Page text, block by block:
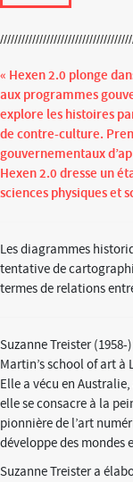
« Hexen 2.0 plonge
aux programmes
explore les histoires
de contre-culture.
gouvernementaux
Hexen 2.0 dresse un
sciences physiques et
Les diagrammes
tentative de
termes de relations
Suzanne Treister
Martin’s school of art à
Elle a vécu en
elle se consacre à la
pionnière de l’art
développe des
Suzanne Treister a